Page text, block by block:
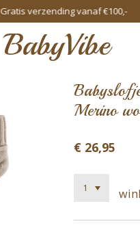
BabyVibe
Gratis verzending vanaf €100,-
Merino
€ 26,95